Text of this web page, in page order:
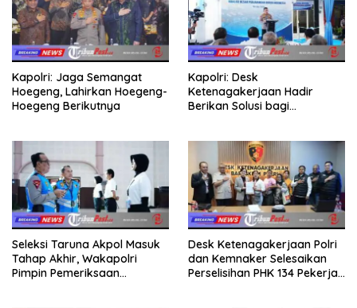
Kapolri: Jaga Semangat
Hoegeng, Lahirkan Hoegeng-
Hoegeng Berikutnya
Kapolri: Desk
Ketenagakerjaan Hadir
Berikan Solusi bagi
Seleksi Taruna Akpol Masuk
Tahap Akhir, Wakapolri
Pimpin Pemeriksaan
Desk Ketenagakerjaan Polri
dan Kemnaker Selesaikan
Perselisihan PHK 134 Pekerja